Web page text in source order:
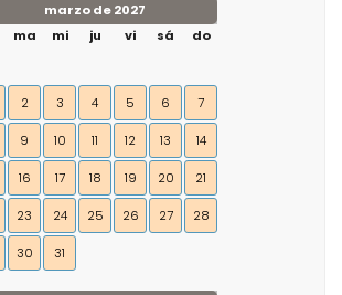
marzo de 2027
ma mi ju vi sá do
2 3 4 5 6 7
9 10 11 12 13 14
16 17 18 19 20 21
23 24 25 26 27 28
30 31